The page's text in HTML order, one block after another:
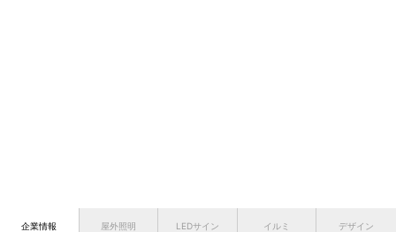
企業情報 屋外照明 LEDサイン
イルミ
デザイン